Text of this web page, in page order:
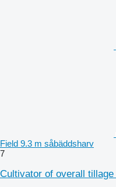
Field 9.3 m såbäddsharv
7
Cultivator of overall